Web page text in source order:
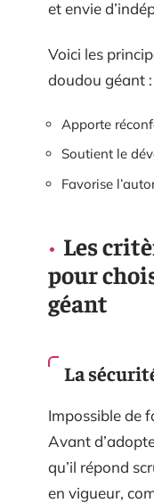
et envie
Voici les
doudou géant :
Apporte
Soutient le
Favorise
Les
pour
géant
La
Impossible de
Avant
qu’il répond
en vigueur,